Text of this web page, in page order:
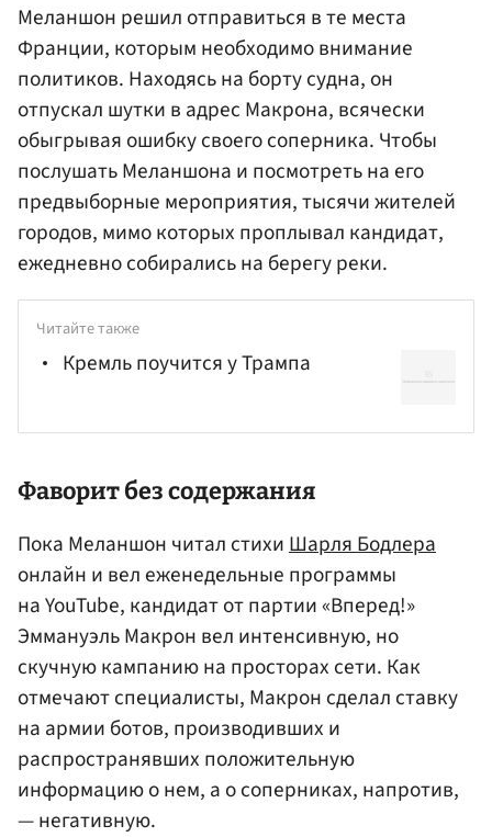
Меланшон решил отправиться в те места
Франции, которым необходимо внимание
политиков. Находясь на борту судна, он
отпускал шутки в адрес Макрона, всячески
обыгрывая ошибку своего соперника. Чтобы
послушать Меланшона и посмотреть на его
предвыборные мероприятия, тысячи жителей
городов, мимо которых проплывал кандидат,
ежедневно собирались на берегу реки.
Читайте также
Кремль поучится у Трампа
Фаворит без содержания
Пока Меланшон читал стихиШарля Бодлера
онлайн и вел еженедельные программы
на YouTube, кандидат от партии «Вперед!»
Эммануэль Макрон вел интенсивную, но
скучную кампанию на просторах сети. Как
отмечают специалисты, Макрон сделал ставку
на армии ботов, производивших и
распространявших положительную
информацию о нем, а о соперниках, напротив,
— негативную.